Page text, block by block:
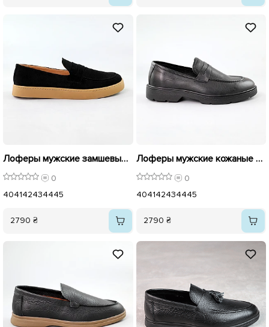
Лоферы мужские замшевые 591475 Черные
0
404142434445
2790 ₴
Лоферы мужские кожаные 591380 Черные
0
404142434445
2790 ₴